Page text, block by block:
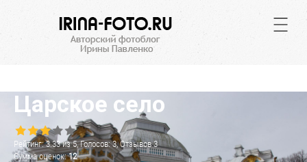
.
Царское село
Рейтинг:3.33из5, Голосов:3, Отзывов3
Сумма оценок:12